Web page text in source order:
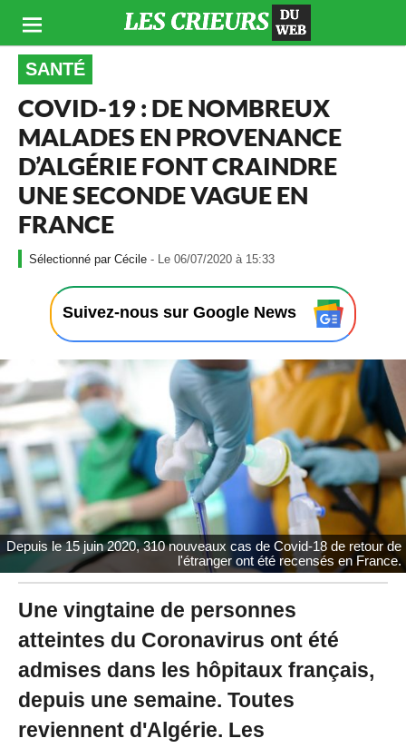
SANTÉ
COVID-19 : DE NOMBREUX
MALADES EN PROVENANCE
D’ALGÉRIE FONT CRAINDRE
UNE SECONDE VAGUE EN
FRANCE
Cécile - Le 06/07/2020 à 15:33
0
/
0
7
/
0
2
à
1
5
:
3
3
Suivez-nous sur Google News
Depuis le 15 juin 2020, 310 nouveaux cas de Covid-18 de retour de
l'étranger ont été recensés en France.
Une vingtaine de personnes
atteintes du Coronavirus ont été
admises dans les hôpitaux français,
depuis une semaine. Toutes
reviennent d'Algérie. Les